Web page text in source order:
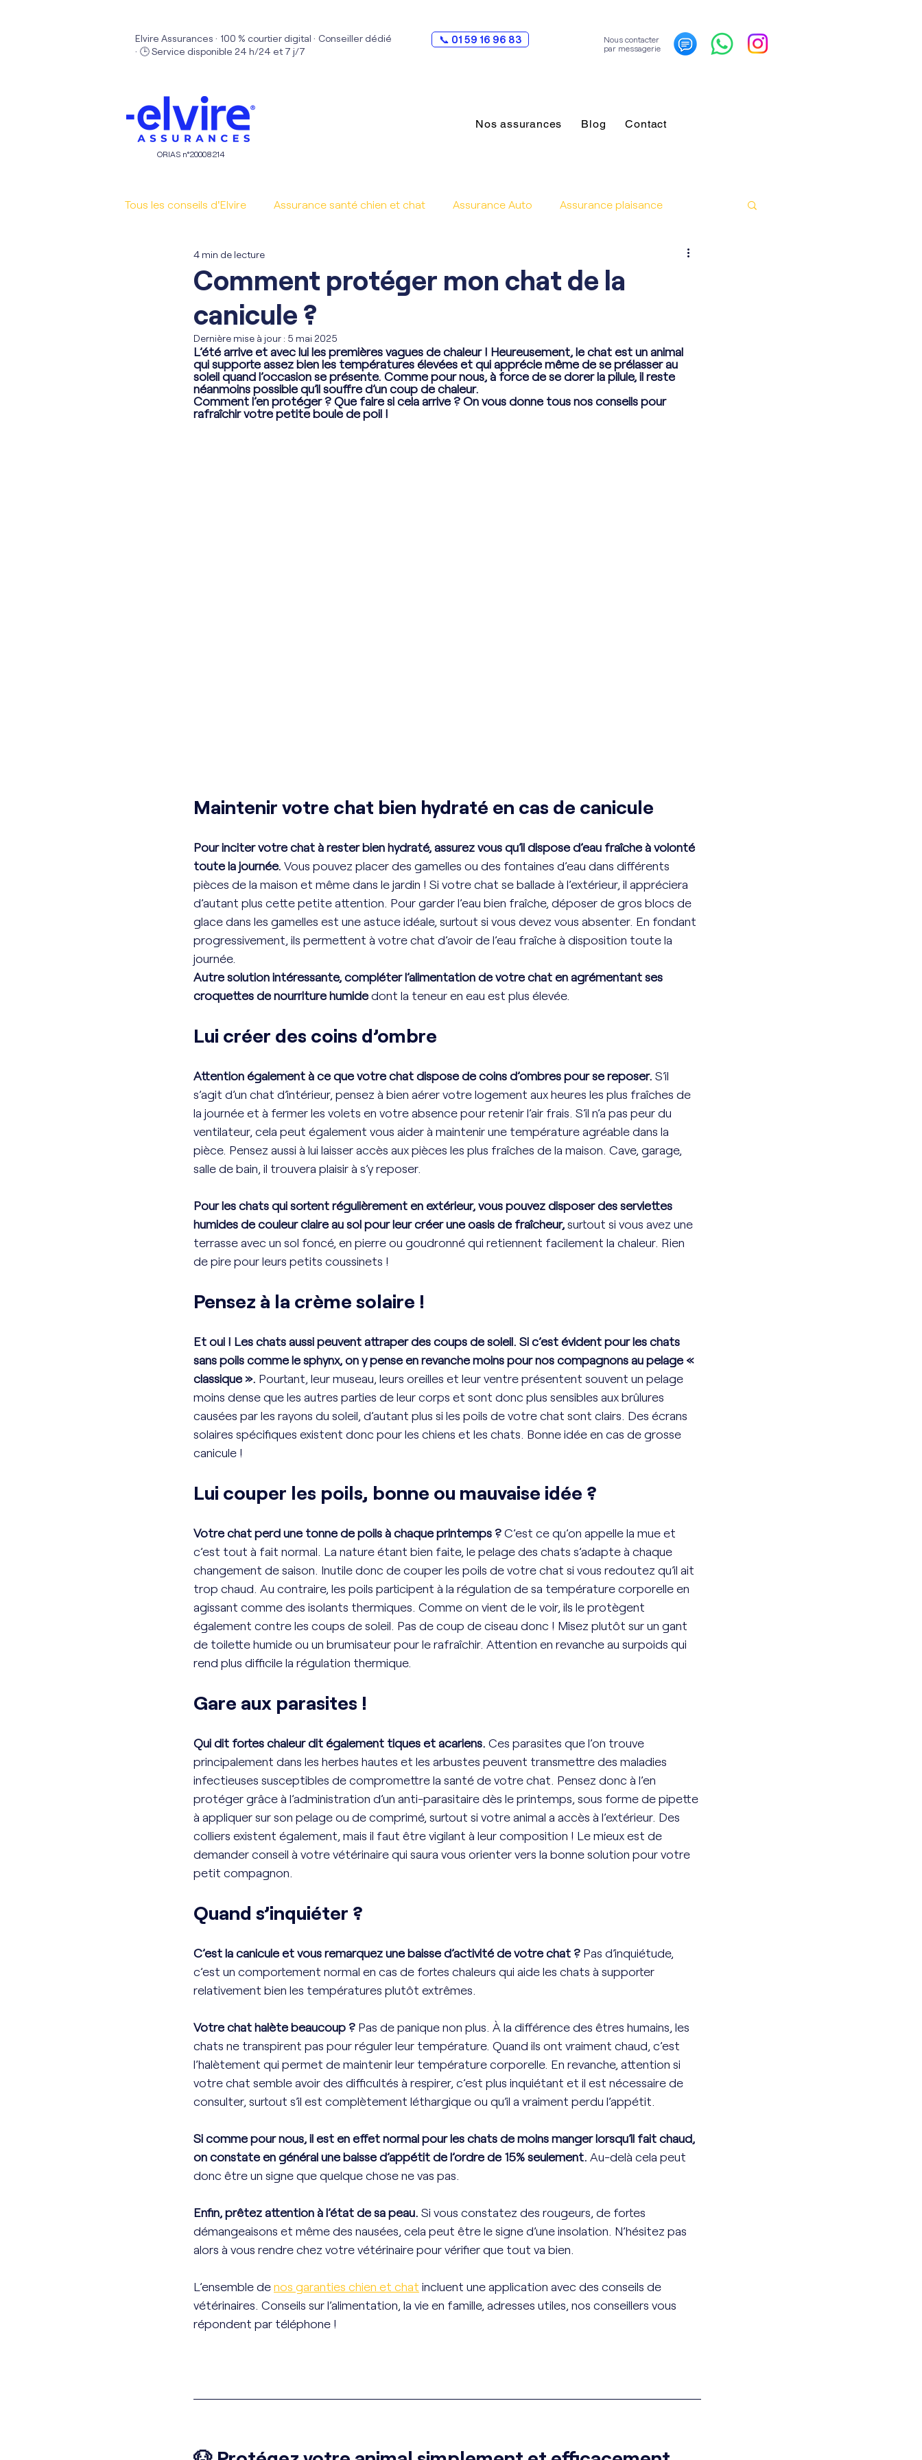
Elvire Assurances · 100 % courtier digital · Conseiller dédié
· 🕒 Service disponible 24 h/24 et 7 j/7
📞 01 59 16 96 83
Nous contacter
par messagerie
Nos assurances Blog Contact
ORIAS n°20008214
Tous les conseils d'Elvire Assurance santé chien et chat Assurance Auto Assurance plaisance
Comment protéger mon chat de la
canicule ?
4 min de lecture
Dernière mise à jour : 5 mai 2025
L’été arrive et avec lui les premières vagues de chaleur ! Heureusement, le chat est un animal
qui supporte assez bien les températures élevées et qui apprécie même de se prélasser au
soleil quand l’occasion se présente. Comme pour nous, à force de se dorer la pilule, il reste
néanmoins possible qu’il souffre d’un coup de chaleur.
Comment l’en protéger ? Que faire si cela arrive ? On vous donne tous nos conseils pour
rafraîchir votre petite boule de poil !
Maintenir votre chat bien hydraté en cas de canicule
Pour inciter votre chat à rester bien hydraté, assurez vous qu’il dispose d’eau fraîche à volonté
toute la journée. Vous pouvez placer des gamelles ou des fontaines d’eau dans différents
pièces de la maison et même dans le jardin ! Si votre chat se ballade à l’extérieur, il appréciera
d’autant plus cette petite attention. Pour garder l’eau bien fraîche, déposer de gros blocs de
glace dans les gamelles est une astuce idéale, surtout si vous devez vous absenter. En fondant
progressivement, ils permettent à votre chat d’avoir de l’eau fraîche à disposition toute la
journée.
Autre solution intéressante, compléter l’alimentation de votre chat en agrémentant ses
croquettes de nourriture humide dont la teneur en eau est plus élevée.
Lui créer des coins d’ombre
Attention également à ce que votre chat dispose de coins d’ombres pour se reposer. S’il
s’agit d’un chat d’intérieur, pensez à bien aérer votre logement aux heures les plus fraîches de
la journée et à fermer les volets en votre absence pour retenir l’air frais. S’il n’a pas peur du
ventilateur, cela peut également vous aider à maintenir une température agréable dans la
pièce. Pensez aussi à lui laisser accès aux pièces les plus fraîches de la maison. Cave, garage,
salle de bain, il trouvera plaisir à s’y reposer.
Pour les chats qui sortent régulièrement en extérieur, vous pouvez disposer des serviettes
humides de couleur claire au sol pour leur créer une oasis de fraîcheur, surtout si vous avez une
terrasse avec un sol foncé, en pierre ou goudronné qui retiennent facilement la chaleur. Rien
de pire pour leurs petits coussinets !
Pensez à la crème solaire !
Et oui ! Les chats aussi peuvent attraper des coups de soleil. Si c’est évident pour les chats
sans poils comme le sphynx, on y pense en revanche moins pour nos compagnons au pelage «
classique ». Pourtant, leur museau, leurs oreilles et leur ventre présentent souvent un pelage
moins dense que les autres parties de leur corps et sont donc plus sensibles aux brûlures
causées par les rayons du soleil, d’autant plus si les poils de votre chat sont clairs. Des écrans
solaires spécifiques existent donc pour les chiens et les chats. Bonne idée en cas de grosse
canicule !
Lui couper les poils, bonne ou mauvaise idée ?
Votre chat perd une tonne de poils à chaque printemps ? C’est ce qu’on appelle la mue et
c’est tout à fait normal. La nature étant bien faite, le pelage des chats s’adapte à chaque
changement de saison. Inutile donc de couper les poils de votre chat si vous redoutez qu’il ait
trop chaud. Au contraire, les poils participent à la régulation de sa température corporelle en
agissant comme des isolants thermiques. Comme on vient de le voir, ils le protègent
également contre les coups de soleil. Pas de coup de ciseau donc ! Misez plutôt sur un gant
de toilette humide ou un brumisateur pour le rafraîchir. Attention en revanche au surpoids qui
rend plus difficile la régulation thermique.
Gare aux parasites !
Qui dit fortes chaleur dit également tiques et acariens. Ces parasites que l’on trouve
principalement dans les herbes hautes et les arbustes peuvent transmettre des maladies
infectieuses susceptibles de compromettre la santé de votre chat. Pensez donc à l’en
protéger grâce à l’administration d’un anti-parasitaire dès le printemps, sous forme de pipette
à appliquer sur son pelage ou de comprimé, surtout si votre animal a accès à l’extérieur. Des
colliers existent également, mais il faut être vigilant à leur composition ! Le mieux est de
demander conseil à votre vétérinaire qui saura vous orienter vers la bonne solution pour votre
petit compagnon.
Quand s’inquiéter ?
C’est la canicule et vous remarquez une baisse d’activité de votre chat ? Pas d’inquiétude,
c’est un comportement normal en cas de fortes chaleurs qui aide les chats à supporter
relativement bien les températures plutôt extrêmes.
Votre chat halète beaucoup ? Pas de panique non plus. À la différence des êtres humains, les
chats ne transpirent pas pour réguler leur température. Quand ils ont vraiment chaud, c’est
l’halètement qui permet de maintenir leur température corporelle. En revanche, attention si
votre chat semble avoir des difficultés à respirer, c’est plus inquiétant et il est nécessaire de
consulter, surtout s’il est complètement léthargique ou qu’il a vraiment perdu l’appétit.
Si comme pour nous, il est en effet normal pour les chats de moins manger lorsqu’il fait chaud,
on constate en général une baisse d’appétit de l’ordre de 15% seulement. Au-delà cela peut
donc être un signe que quelque chose ne vas pas.
Enfin, prêtez attention à l’état de sa peau. Si vous constatez des rougeurs, de fortes
démangeaisons et même des nausées, cela peut être le signe d’une insolation. N’hésitez pas
alors à vous rendre chez votre vétérinaire pour vérifier que tout va bien.
L’ensemble de nos garanties chien et chat incluent une application avec des conseils de
vétérinaires. Conseils sur l’alimentation, la vie en famille, adresses utiles, nos conseillers vous
répondent par téléphone !